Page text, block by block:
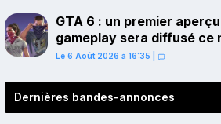
GTA 6 : un premier
gameplay sera diffusé ce
avant-première sur Netflix
Le 6 Août 2026 à 16:35
Dernières bandes-annonces